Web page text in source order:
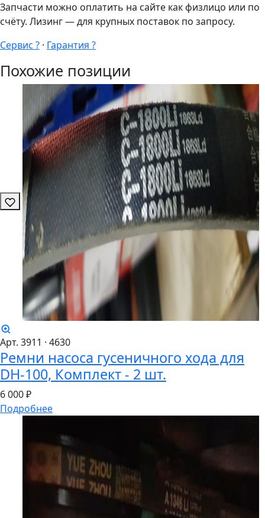
Запчасти можно оплатить на сайте как физлицо или по
счёту. Лизинг — для крупных поставок по запросу.
Сервис ? · Гарантия ?
Похожие позиции
Арт. 3911 · 4630
Ремни насоса гусеничного хода для
DH-100, Комплект - 2 шт.
6000 ₽
Подробнее